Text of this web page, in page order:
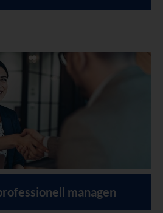
managen